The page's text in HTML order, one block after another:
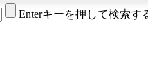
Enterキーを押して検索す